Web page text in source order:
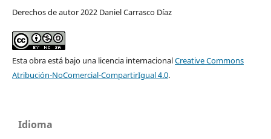
Derechos de autor 2022 Daniel Carrasco Díaz
Esta obra está bajo una licencia internacionalCreative Commons
Atribución-NoComercial-CompartirIgual 4.0.
Idioma